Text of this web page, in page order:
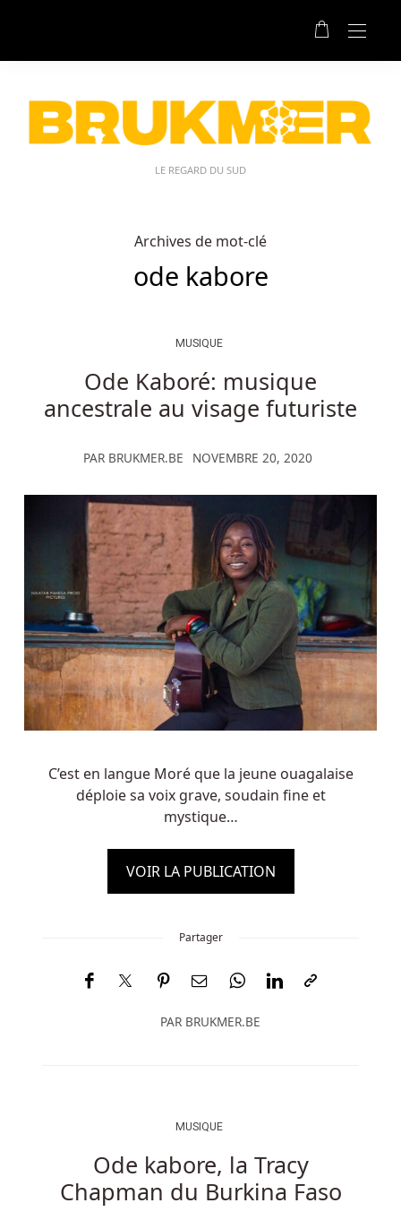
LE REGARD DU SUD
Archives de mot-clé
ode kabore
MUSIQUE
Ode Kaboré: musique
ancestrale au visage futuriste
PAR BRUKMER.BE NOVEMBRE 20, 2020
C’est en langue Moré que la jeune ouagalaise
déploie sa voix grave, soudain fine et
mystique…
VOIR LA PUBLICATION
Partager
PAR BRUKMER.BE
MUSIQUE
Ode kabore, la Tracy
Chapman du Burkina Faso